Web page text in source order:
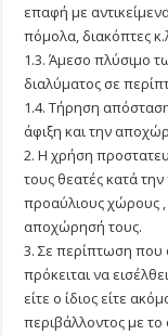
επαφή με
πόμολα, διακόπτες
1.3. Άμεσο πλύσιμο
διαλύματος σε
1.4. Τήρηση
άφιξη και την
2. Η χρήση
τους θεατές κατά
προαύλιους χώρους
αποχώρησή τους.
3. Σε περίπτωση που
πρόκειται να
είτε ο ίδιος είτε
περιβάλλοντος με